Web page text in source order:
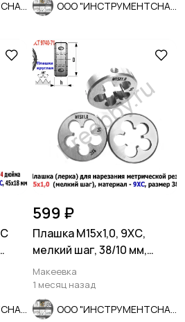
599 ₽
Плашка М15х1,0, 9ХС,
мелкий шаг, 38/10 мм,
ГОСТ 7740-71.
Макеевка
1 месяц назад